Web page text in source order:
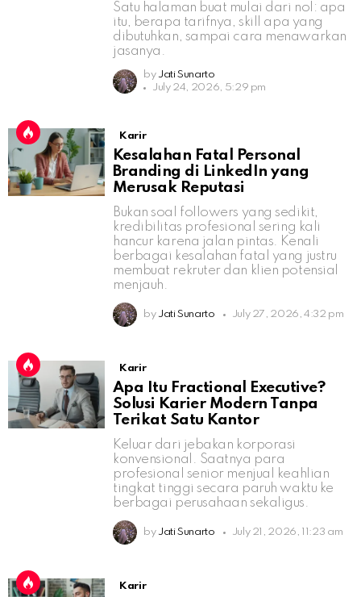
Satu halaman buat mulai dari nol: apa
itu, berapa tarifnya, skill apa yang
dibutuhkan, sampai cara menawarkan
jasanya.
by Jati Sunarto
July 24, 2026, 5:29 pm
Karir
Kesalahan Fatal Personal
Branding di LinkedIn yang
Merusak Reputasi
Bukan soal followers yang sedikit,
kredibilitas profesional sering kali
hancur karena jalan pintas. Kenali
berbagai kesalahan fatal yang justru
membuat rekruter dan klien potensial
menjauh.
by Jati Sunarto July 27, 2026, 4:32 pm
Karir
Apa Itu Fractional Executive?
Solusi Karier Modern Tanpa
Terikat Satu Kantor
Keluar dari jebakan korporasi
konvensional. Saatnya para
profesional senior menjual keahlian
tingkat tinggi secara paruh waktu ke
berbagai perusahaan sekaligus.
by Jati Sunarto July 21, 2026, 11:23 am
Karir